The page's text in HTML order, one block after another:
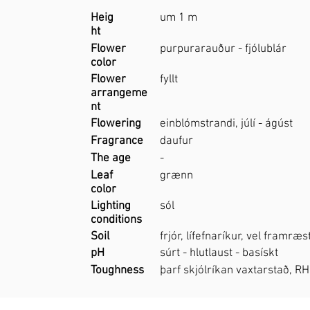
Heig
ht
um 1 m
Flower
color
purpurarauður - fjólublár
Flower
arrangeme
nt
fyllt
Flowering
einblómstrandi, júlí - ágúst
Fragrance
daufur
The age
-
Leaf
color
grænn
Lighting
conditions
sól
Soil
frjór, lífefnaríkur, vel
pH
súrt - hlutlaust - basískt
Toughness
þarf skjólríkan vaxtarstað,